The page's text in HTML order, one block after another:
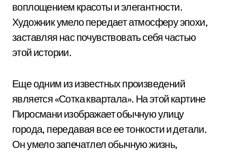
воплощением красоты и элегантности.
Художник умело передает атмосферу эпохи,
заставляя нас почувствовать себя частью
этой истории.
Еще одним из известных произведений
является «Сотка квартала». На этой картине
Пиросмани изображает обычную улицу
города, передавая все ее тонкости и детали.
Он умело запечатлел обычную жизнь,